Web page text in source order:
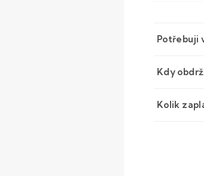
Potřebuji
Kdy
Kolik